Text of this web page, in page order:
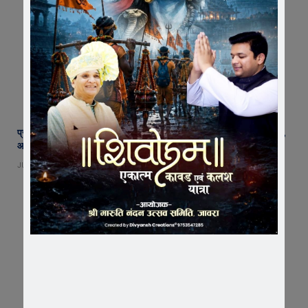
प्रतिबंध के बावजूद जावरा में बिक रहे वेप! स्कूली बच्चों तक पहुंचा निकोटिन का जाल,
आखिर कार्रवाई कब ?
JULY 23, 2026